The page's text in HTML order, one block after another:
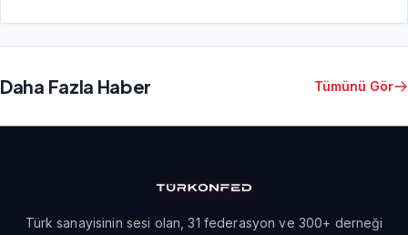
Daha Fazla Haber Tümünü Gör
Türk sanayisinin sesi olan, 31 federasyon ve 300+ derneği